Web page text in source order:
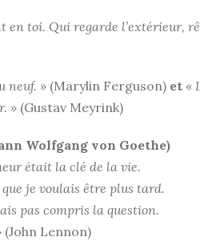
en toi. Qui regarde l’extérieur,
neuf. » (Marylin Ferguson) et «
» (Gustav Meyrink)
Wolfgang von Goethe)
était la clé de la vie.
je voulais être plus tard.
pas compris la question.
(John Lennon)